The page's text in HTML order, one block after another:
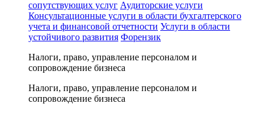
сопутствующих услуг Аудиторские услуги
Консультационные услуги в области бухгалтерского
учета и финансовой отчетности Услуги в области
устойчивого развития Форензик
Налоги, право, управление персоналом и
сопровождение бизнеса
Налоги, право, управление персоналом и
сопровождение бизнеса